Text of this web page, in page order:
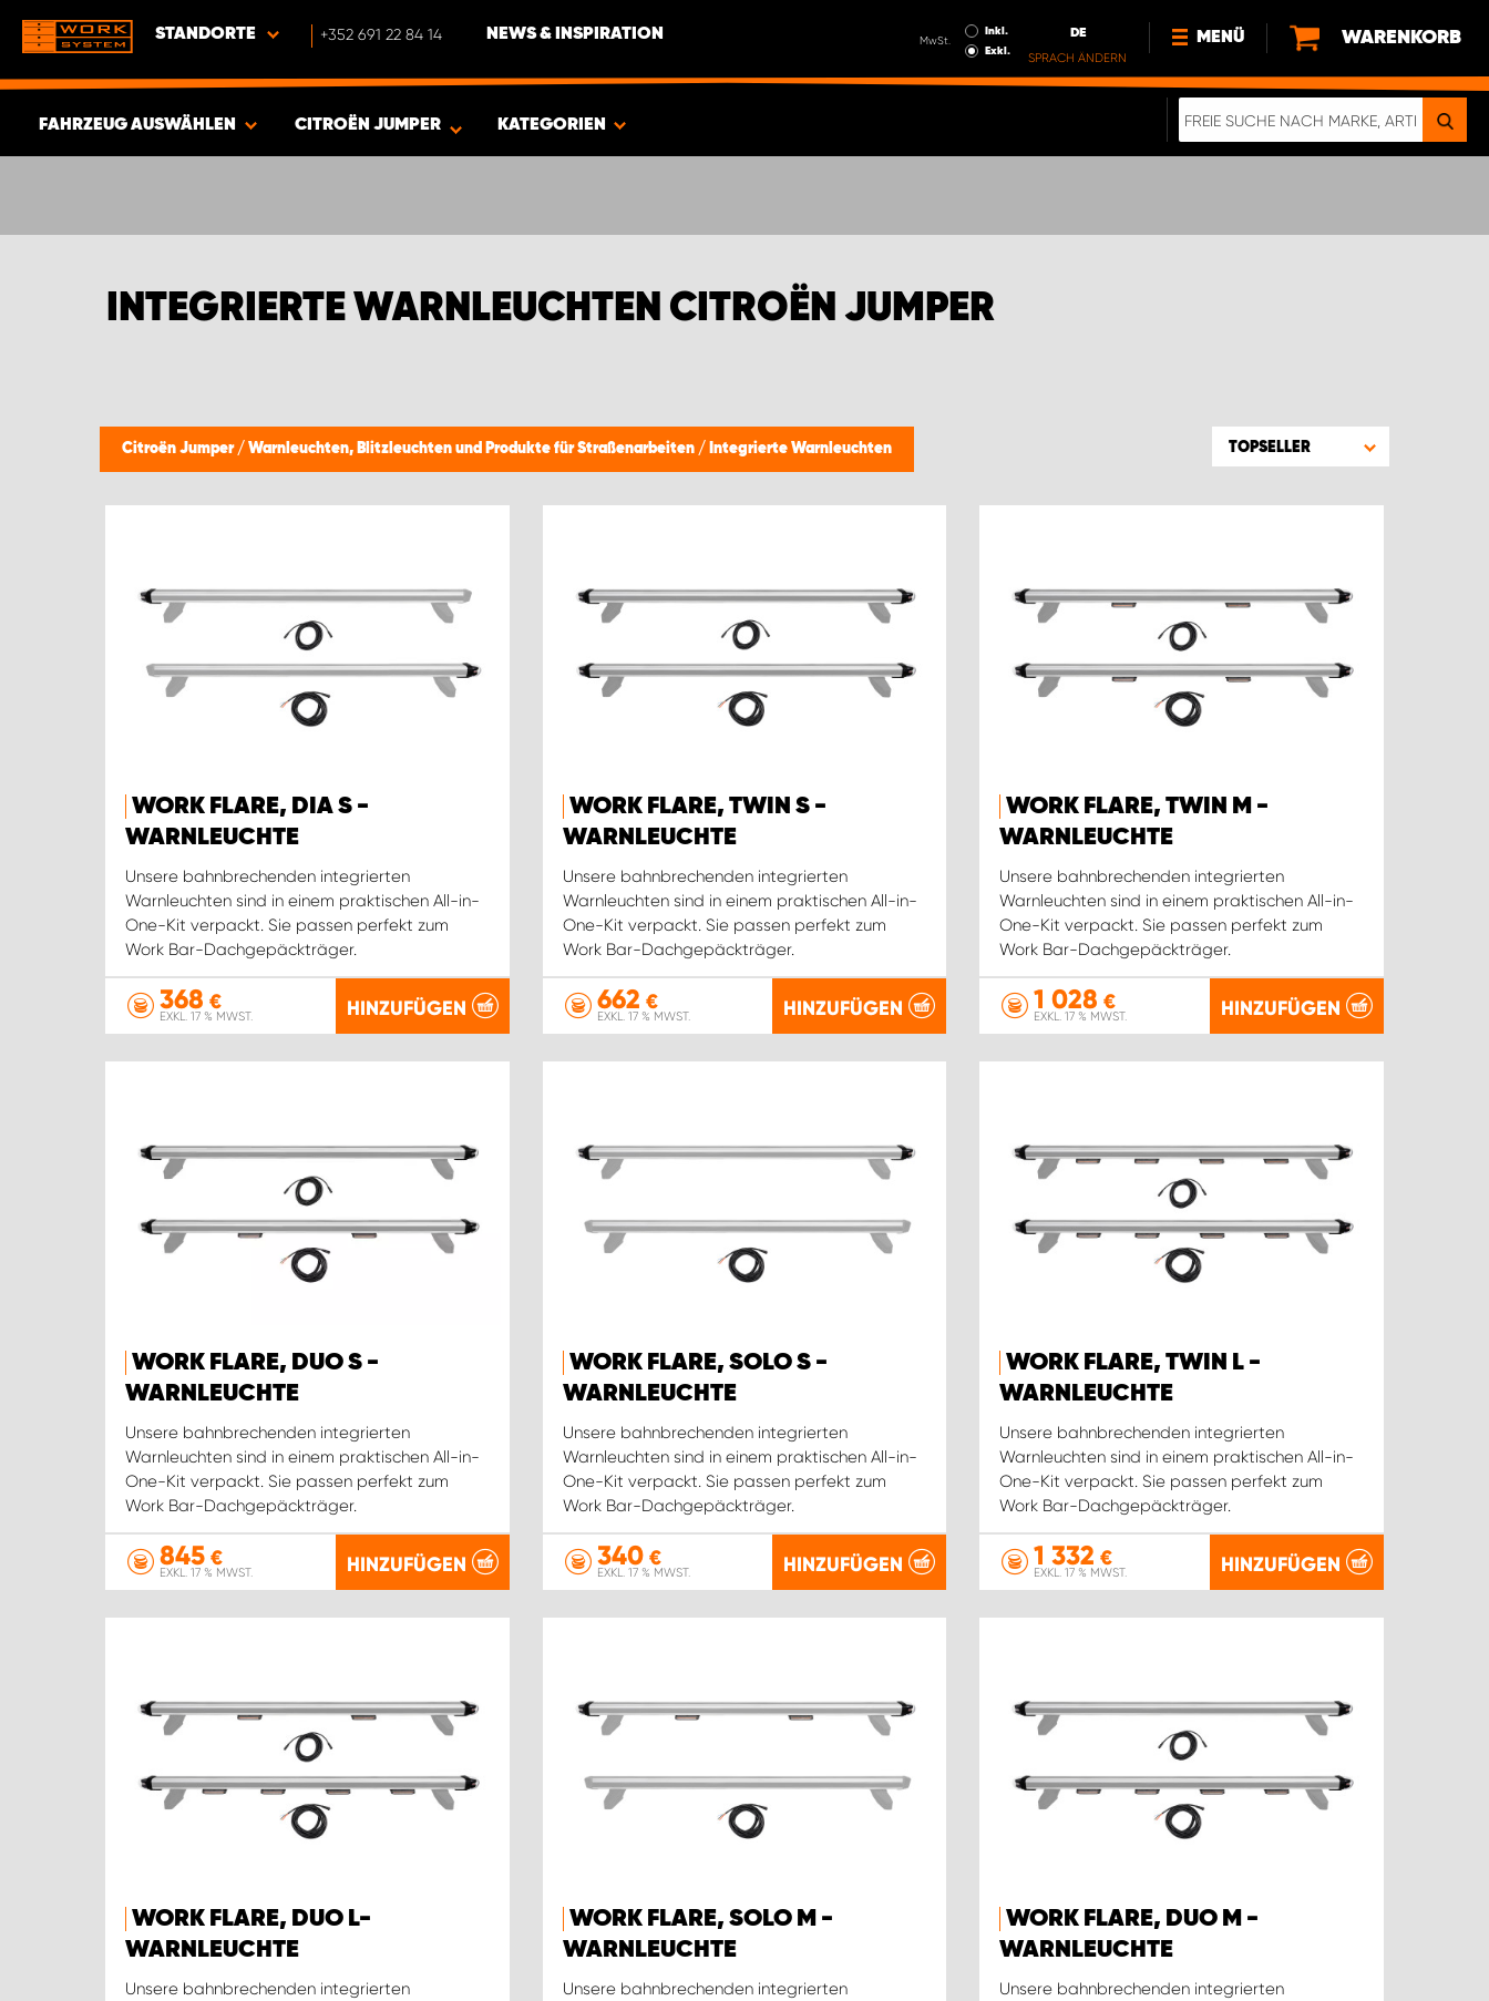
STANDORTE +352 691 22 84 14 NEWS & INSPIRATION MwSt.
Inkl.
Exkl.
DE
SPRACH ÄNDERN
MENÜ
NEWS
WARENKORB
FAHRZEUG AUSWÄHLEN
ARTIKEL
CITROËN JUMPER KATEGORIEN
INTEGRIERTE WARNLEUCHTEN CITROËN JUMPER
Citroën Jumper / Warnleuchten, Blitzleuchten und Produkte für Straßenarbeiten / Integrierte Warnleuchten TOPSELLER
WORK FLARE, DIA S -
WARNLEUCHTE
Unsere bahnbrechenden integrierten
Warnleuchten sind in einem praktischen All-in-
One-Kit verpackt. Sie passen perfekt zum
Work Bar-Dachgepäckträger.
368 €
EXKL. 17 % MWST. HINZUFÜGEN
WORK FLARE, TWIN S -
WARNLEUCHTE
Unsere bahnbrechenden integrierten
Warnleuchten sind in einem praktischen All-in-
One-Kit verpackt. Sie passen perfekt zum
Work Bar-Dachgepäckträger.
662 €
EXKL. 17 % MWST. HINZUFÜGEN
WORK FLARE, TWIN M -
WARNLEUCHTE
Unsere bahnbrechenden integrierten
Warnleuchten sind in einem praktischen All-in-
One-Kit verpackt. Sie passen perfekt zum
Work Bar-Dachgepäckträger.
1 028 €
EXKL. 17 % MWST. HINZUFÜGEN
WORK FLARE, DUO S -
WARNLEUCHTE
Unsere bahnbrechenden integrierten
Warnleuchten sind in einem praktischen All-in-
One-Kit verpackt. Sie passen perfekt zum
Work Bar-Dachgepäckträger.
845 €
EXKL. 17 % MWST. HINZUFÜGEN
WORK FLARE, SOLO S -
WARNLEUCHTE
Unsere bahnbrechenden integrierten
Warnleuchten sind in einem praktischen All-in-
One-Kit verpackt. Sie passen perfekt zum
Work Bar-Dachgepäckträger.
340€
EXKL. 17 % MWST. HINZUFÜGEN
WORK FLARE, TWIN L -
WARNLEUCHTE
Unsere bahnbrechenden integrierten
Warnleuchten sind in einem praktischen All-in-
One-Kit verpackt. Sie passen perfekt zum
Work Bar-Dachgepäckträger.
1 332 €
EXKL. 17 % MWST. HINZUFÜGEN
WORK FLARE, DUO L-
WARNLEUCHTE
Unsere bahnbrechenden integrierten
WORK FLARE, SOLO M -
WARNLEUCHTE
Unsere bahnbrechenden integrierten
WORK FLARE, DUO M -
WARNLEUCHTE
Unsere bahnbrechenden integrierten